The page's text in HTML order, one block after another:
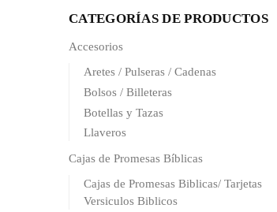
CATEGORÍAS DE PRODUCTOS
Accesorios
Aretes / Pulseras / Cadenas
Bolsos / Billeteras
Botellas y Tazas
Llaveros
Cajas de Promesas Bíblicas
Cajas de Promesas Biblicas/ Tarjetas
Versiculos Biblicos